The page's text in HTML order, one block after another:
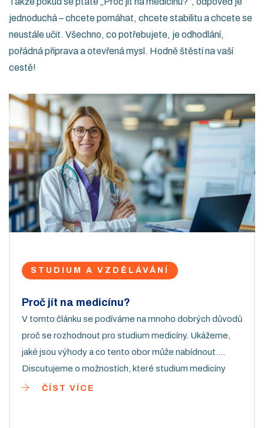
jednoduchá – chcete pomáhat, chcete stabilitu a chcete se
neustále učit. Všechno, co potřebujete, je odhodlání,
pořádná příprava a otevřená mysl. Hodně štěstí na vaší
cestě!
STUDIUM A VZDĚLÁVÁNÍ
Proč jít na medicínu?
V tomto článku se podíváme na mnoho dobrých důvodů
proč se rozhodnout pro studium medicíny. Ukážeme,
jaké jsou výhody a co tento obor může nabídnout.
Discutujeme o možnostích, které studium medicíny
zajišťuje a jak může obohatit váš život. Také se
ČÍST VÍCE